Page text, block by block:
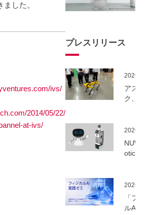
した。
ivs/
2014/05/22/
at-ivs/
プレスリリース
アスラ
ク、
を活用
建設向
ボット
実施
NUWA
otics社
いを開
「フィ
ルAI実